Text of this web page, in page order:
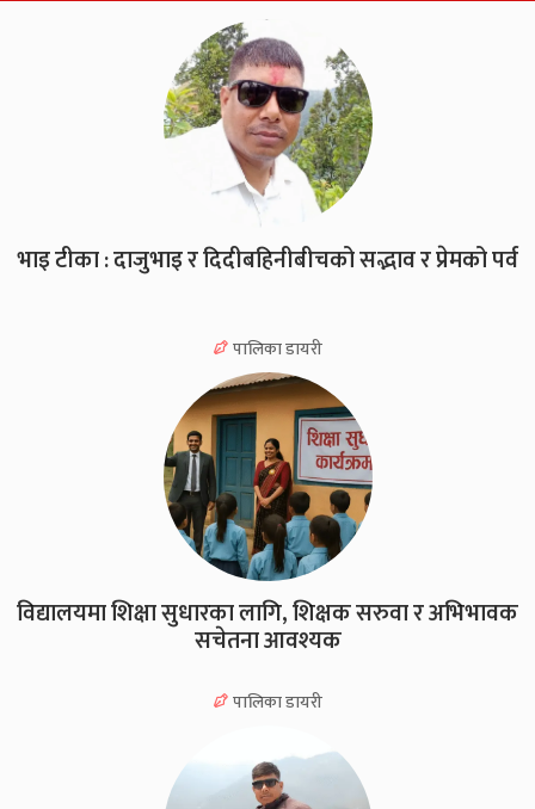
भाइ टीका : दाजुभाइ र दिदीबहिनीबीचको सद्भाव र प्रेमको पर्व
पालिका डायरी
विद्यालयमा शिक्षा सुधारका लागि, शिक्षक सरुवा र अभिभावक
सचेतना आवश्यक
पालिका डायरी